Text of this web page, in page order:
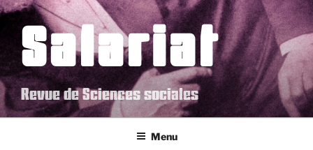
Aller
contenu
principalSalariat
Revue de Sciences sociales
Menu